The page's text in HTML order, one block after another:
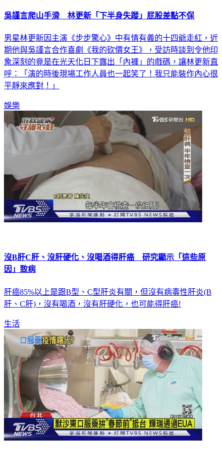
吳謹言爬山手滑 林更新「下半身失蹤」屁股差點不保
男星林更新因主演《步步驚心》中有情有義的十四爺走紅，近
期他與吳謹言合作喜劇《我的砍價女王》，受訪時談到令他印
象深刻的竟是在光天化日下露出「內褲」的戲碼，讓林更新直
呼：「演的時後現場工作人員也一起笑了！我只能裝作內心很
平靜來應對！」
娛樂
沒B肝C肝、沒肝硬化、沒喝酒得肝癌 研究顯示「這些原
因」致病
肝癌85%以上是跟B型、C型肝炎有關，但沒有病毒性肝炎(B
肝、C肝)，沒有喝酒，沒有肝硬化，也可能得肝癌!
生活